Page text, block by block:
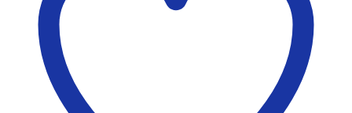
No.007